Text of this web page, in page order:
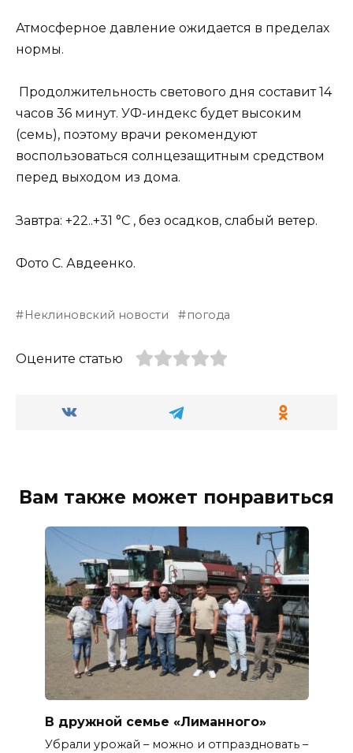
Атмосферное давление ожидается в пределах
нормы.
Продолжительность светового дня составит 14
часов 36 минут. УФ-индекс будет высоким
(семь), поэтому врачи рекомендуют
воспользоваться солнцезащитным средством
перед выходом из дома.
Завтра: +22..+31 °C , без осадков, слабый ветер.
Фото С. Авдеенко.
Неклиновский новости погода
Оцените статью
Вам также может понравиться
В дружной семье «Лиманного»
Убрали урожай – можно и отпраздновать –